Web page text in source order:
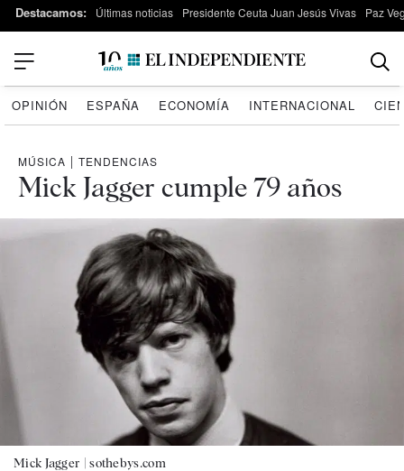
Destacamos: Últimas noticias Presidente Ceuta Juan Jesús Vivas Paz
OPINIÓN ESPAÑA ECONOMÍA INTERNACIONAL
MÚSICA | TENDENCIAS
Mick Jagger cumple 79 años
Mick Jagger |sothebys.com